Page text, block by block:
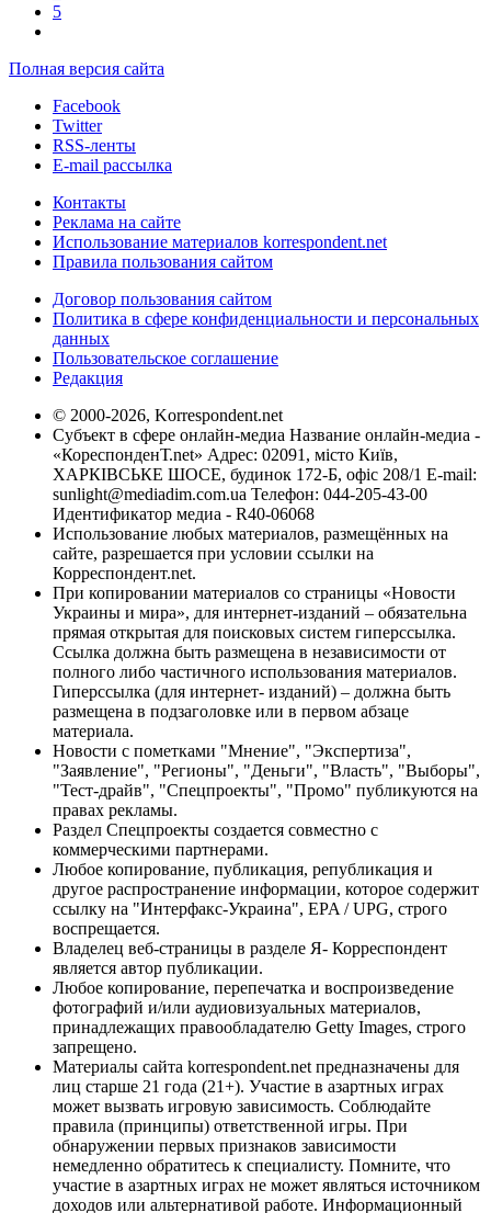
5
Полная версия сайта
Facebook
Twitter
RSS-ленты
E-mail рассылка
Контакты
Реклама на сайте
Использование материалов korrespondent.net
Правила пользования сайтом
Договор пользования сайтом
Политика в сфере конфиденциальности и персональных
данных
Пользовательское соглашение
Редакция
© 2000-2026, Korrespondent.net
Субъект в сфере онлайн-медиа Название онлайн-медиа -
«КореспонденТ.net» Адрес: 02091, місто Київ,
ХАРКІВСЬКЕ ШОСЕ, будинок 172-Б, офіс 208/1 E-mail:
sunlight@mediadim.com.ua Телефон: 044-205-43-00
Идентификатор медиа - R40-06068
Использование любых материалов, размещённых на
сайте, разрешается при условии ссылки на
Корреспондент.net.
При копировании материалов со страницы «Новости
Украины и мира», для интернет-изданий – обязательна
прямая открытая для поисковых систем гиперссылка.
Ссылка должна быть размещена в независимости от
полного либо частичного использования материалов.
Гиперссылка (для интернет- изданий) – должна быть
размещена в подзаголовке или в первом абзаце
материала.
Новости с пометками "Мнение", "Экспертиза",
"Заявление", "Регионы", "Деньги", "Власть", "Выборы",
"Тест-драйв", "Спецпроекты", "Промо" публикуются на
правах рекламы.
Раздел Спецпроекты создается совместно с
коммерческими партнерами.
Любое копирование, публикация, републикация и
другое распространение информации, которое содержит
ссылку на "Интерфакс-Украина", EPA / UPG, строго
воспрещается.
Владелец веб-страницы в разделе Я- Корреспондент
является автор публикации.
Любое копирование, перепечатка и воспроизведение
фотографий и/или аудиовизуальных материалов,
принадлежащих правообладателю Getty Images, строго
запрещено.
Материалы сайта korrespondent.net предназначены для
лиц старше 21 года (21+). Участие в азартных играх
может вызвать игровую зависимость. Соблюдайте
правила (принципы) ответственной игры. При
обнаружении первых признаков зависимости
немедленно обратитесь к специалисту. Помните, что
участие в азартных играх не может являться источником
доходов или альтернативой работе. Информационный